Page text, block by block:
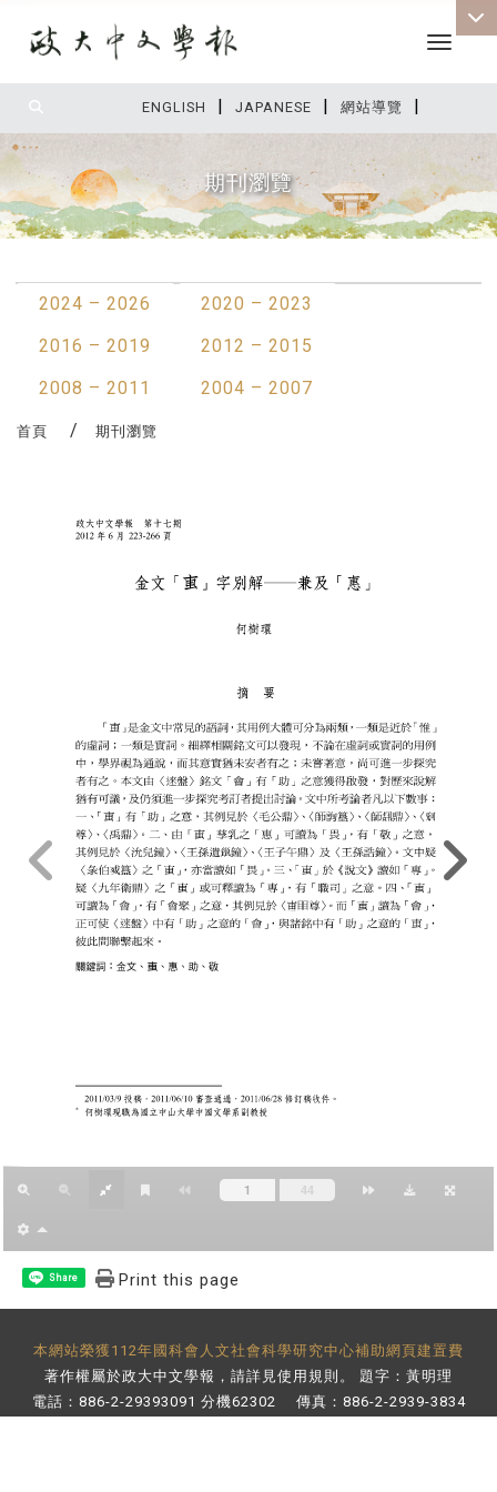
ENGLISH | JAPANESE | 網站導覽 |
Toggle
期刊瀏覽
2024 – 2026
2020 – 2023
2016 – 2019
2012 – 2015
2008 – 2011
2004 – 2007
首頁 期刊瀏覽
Share Print this page
本網站榮獲112年國科會人文社會科學研究中心補助網頁建置費
著作權屬於政大中文學報，請詳見使用規則 。 題字：黃明理
電話：886-2-29393091 分機62302 傳真：886-2-2939-3834